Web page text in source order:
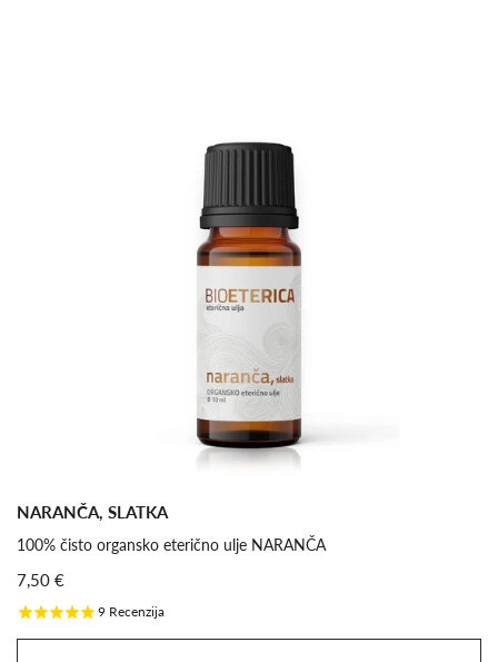
NARANČA, SLATKA
100% čisto organsko eterično ulje NARANČA
7,50 €
9 Recenzija